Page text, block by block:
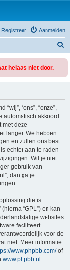
Aanmelden
Registreer
helaas niet door.
“ons”, “onze”,
automatisch akkoord
met deze
langer. We hebben
en zullen ons best
echter aan te raden
Wil je niet
gebruik van
dan ga je
die is
(hierna “GPL”) en kan
websites
faciliteert
voor de
niet. Meer informatie
www.phpbb.com/of
www.phpbb.nl .